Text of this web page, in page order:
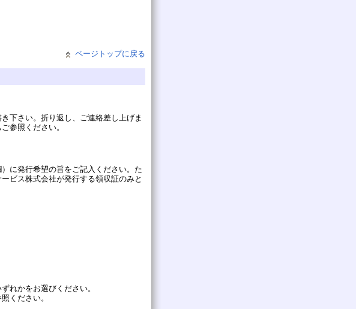
ページトップに戻る
下さい。折り返し、ご連絡差し上げま
ご参照ください。
に発行希望の旨をご記入ください。た
ビス株式会社が発行する領収証のみと
れかをお選びください。
ください。